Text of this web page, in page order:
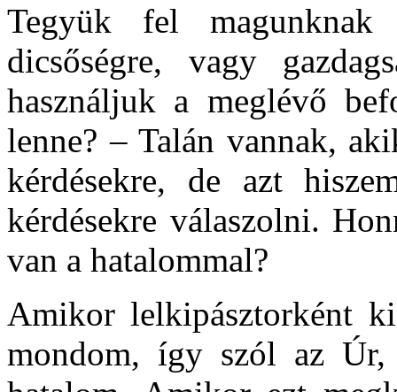
Tegyük fel
dicsőségre, vagy
használjuk a meglévő
lenne? – Talán vannak,
kérdésekre, de azt
kérdésekre válaszolni.
van a hatalommal?
Amikor lelkipásztorként
mondom, így szól az Úr,